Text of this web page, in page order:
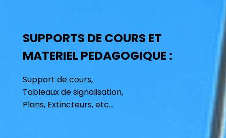
SUPPORTS DE COURS ET
MATERIEL PEDAGOGIQUE :
Support de cours,
Tableaux de signalisation,
Plans, Extincteurs, etc...